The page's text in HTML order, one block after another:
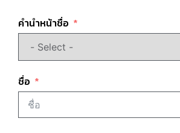
คำนำหน้าชื่อ
ชื่อ